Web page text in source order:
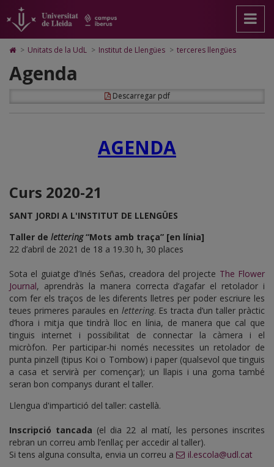
Agenda
pàgina
principal.
Universitat
contingut
principal
pàgina
Mapa
Web.
Universitat
Lleida
Cerca
Accessibilitat.
Universitat
Lleida
Icono
Home
para
a
la
> Unitats de la UdL > Institut de Llengües > terceres llengües
Agenda
Descarregar pdf
AGENDA
Curs 2020-21
SANT JORDI A L'INSTITUT DE LLENGÜES
Taller de lettering“Mots amb traça” [en línia]
22 d’abril de 2021 de 18 a 19.30 h, 30 places
Sota el guiatge d’Inés Señas, creadora del projecte The Flower
Journal, aprendràs la manera correcta d’agafar el retolador i
com fer els traços de les diferents lletres per poder escriure les
teues primeres paraules en lettering. Es tracta d’un taller pràctic
d’hora i mitja que tindrà lloc en línia, de manera que cal que
tinguis internet i possibilitat de connectar la càmera i el
micròfon. Per participar-hi només necessites un retolador de
punta pinzell (tipus Koi o Tombow) i paper (qualsevol que tinguis
a casa et servirà per començar); un llapis i una goma també
seran bon companys durant el taller.
Llengua d'impartició del taller: castellà.
Inscripció tancada (el dia 22 al matí, les persones inscrites
rebran un correu amb l’enllaç per accedir al taller).
Si tens alguna consulta, envia un correu a
il.escola@udl.cat